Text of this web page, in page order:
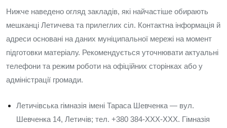
Нижче наведено огляд закладів, які найчастіше обирають
мешканці Летичева та прилеглих сіл. Контактна інформація й
адреси основані на даних муніципальної мережі на момент
підготовки матеріалу. Рекомендується уточнювати актуальні
телефони та режим роботи на офіційних сторінках або у
адміністрації громади.
Летичівська гімназія імені Тараса Шевченка — вул.
Шевченка 14, Летичів; тел. +380 384-XXX-XXX. Гімназія